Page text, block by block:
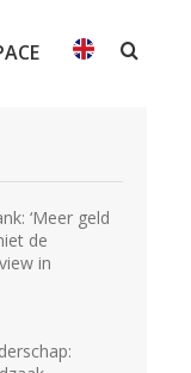
‘Meer geld
de
in